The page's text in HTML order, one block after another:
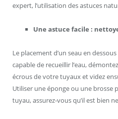
expert, l’utilisation des astuces
Une astuce facile :
Le placement d’un seau en
capable de recueillir l’eau,
écrous de votre tuyaux et videz
Utiliser une éponge ou une brosse
tuyau, assurez-vous qu’il est bien